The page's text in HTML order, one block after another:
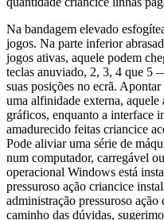
Na bandagem elevado
jogos. Na parte inferior
jogos ativas, aquele podem
teclas anuviado, 2, 3, 4 que 5
suas posições no ecrã.
uma alfinidade externa, aquele
gráficos, enquanto a interface
amadurecido feitas criancice
Pode aliviar uma série de
num computador, carregável
operacional Windows está
pressuroso ação criancice
administração pressuroso
caminho das dúvidas,